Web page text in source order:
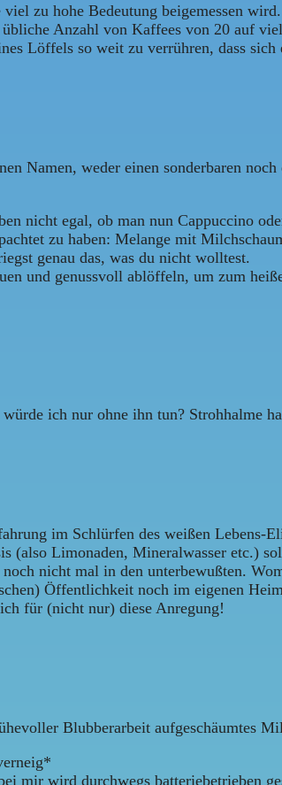
zu hohe Bedeutung beigemessen
Anzahl von Kaffees von 20 auf
Löffels so weit zu verrühren, dass
Namen, weder einen sonderbaren
nicht egal, ob man nun Cappuccino
zu haben: Melange mit
genau das, was du nicht wolltest.
und genussvoll ablöffeln, um zum
ich nur ohne ihn tun? Strohhalme
im Schlürfen des weißen Lebens-
(also Limonaden, Mineralwasser etc.)
nicht mal in den unterbewußten.
Öffentlichkeit noch im eigenen
für (nicht nur) diese Anregung!
Blubberarbeit aufgeschäumtes
mir wird durchwegs batteriebetrieben